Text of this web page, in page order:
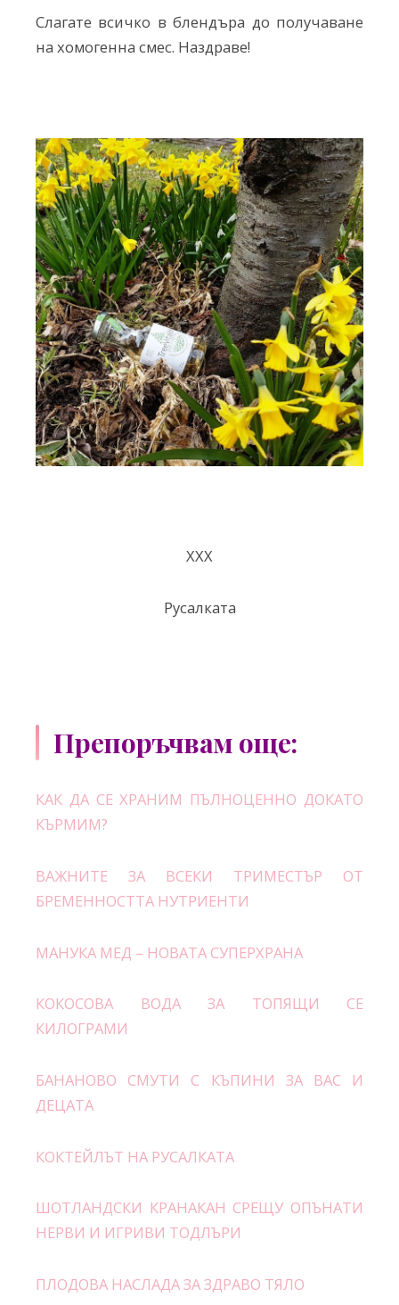
Слагате всичко в блендъра до получаване
на хомогенна смес. Наздраве!
ХХХ
Русалката
Препоръчвам още:
КАК ДА СЕ ХРАНИМ ПЪЛНОЦЕННО ДОКАТО
КЪРМИМ?
ВАЖНИТЕ ЗА ВСЕКИ ТРИМЕСТЪР ОТ
БРЕМЕННОСТТА НУТРИЕНТИ
МАНУКА МЕД – НОВАТА СУПЕРХРАНА
КОКОСОВА ВОДА ЗА ТОПЯЩИ СЕ
КИЛОГРАМИ
БАНАНОВО СМУТИ С КЪПИНИ ЗА ВАС И
ДЕЦАТА
КОКТЕЙЛЪТ НА РУСАЛКАТА
ШОТЛАНДСКИ КРАНАКАН СРЕЩУ ОПЪНАТИ
НЕРВИ И ИГРИВИ ТОДЛЪРИ
ПЛОДОВА НАСЛАДА ЗА ЗДРАВО ТЯЛО